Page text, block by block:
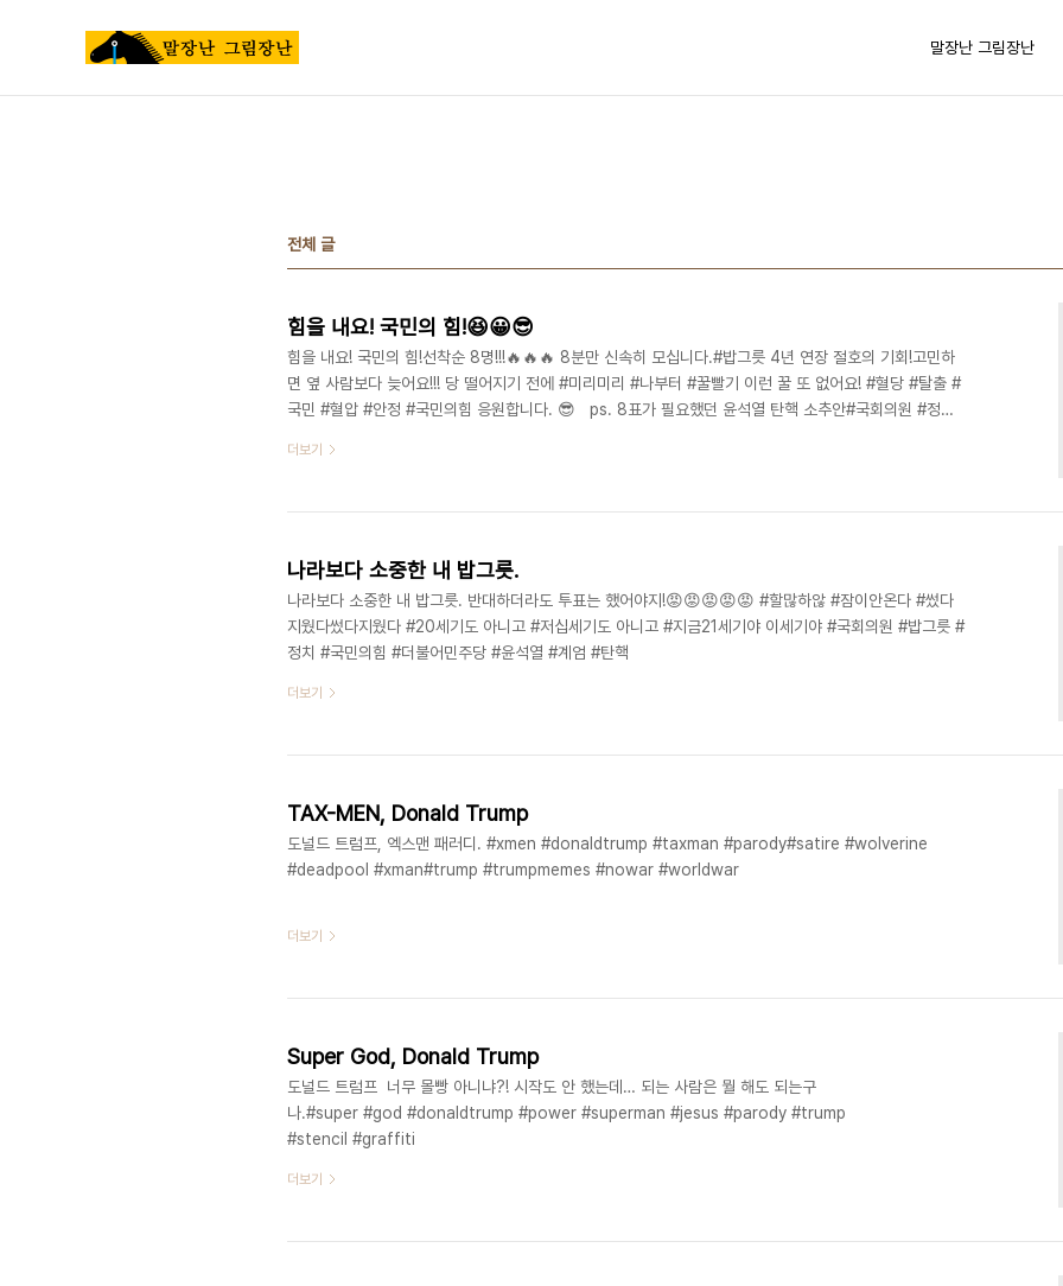
말장난 그림장난
전체 글
힘을 내요! 국민의 힘!😆😀😎
힘을 내요! 국민의 힘!선착순 8명!!!🔥🔥🔥 8분만 신속히 모십니다.#밥그릇 4년 연장 절호의 기회!고민하
면 옆 사람보다 늦어요!!! 당 떨어지기 전에 #미리미리 #나부터 #꿀빨기 이런 꿀 또 없어요! #혈당 #탈출 #
국민 #혈압 #안정 #국민의힘 응원합니다. 😎 ps. 8표가 필요했던 윤석열 탄핵 소추안#국회의원 #정
더보기
나라보다 소중한 내 밥그릇.
나라보다 소중한 내 밥그릇. 반대하더라도 투표는 했어야지!😡😡😡😡😡 #할많하않 #잠이안온다 #썼다
지웠다썼다지웠다 #20세기도 아니고 #저십세기도 아니고 #지금21세기야 이세기야 #국회의원 #밥그릇 #
정치 #국민의힘 #더불어민주당 #윤석열 #계엄 #탄핵
더보기
TAX-MEN, Donald Trump
도널드 트럼프, 엑스맨 패러디. #xmen #donaldtrump #taxman #parody#satire #wolverine
#deadpool #xman#trump #trumpmemes #nowar #worldwar
더보기
Super God, Donald Trump
도널드 트럼프 너무 몰빵 아니냐?! 시작도 안 했는데… 되는 사람은 뭘 해도 되는구
나.#super #god #donaldtrump #power #superman #jesus #parody #trump
#stencil #graffiti
더보기